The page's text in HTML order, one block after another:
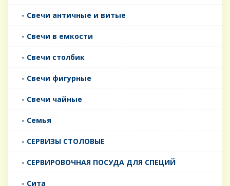
- Свечи античные и витые
- Свечи в емкости
- Свечи столбик
- Свечи фигурные
- Свечи чайные
- Семья
- СЕРВИЗЫ СТОЛОВЫЕ
- СЕРВИРОВОЧНАЯ ПОСУДА ДЛЯ СПЕЦИЙ
- Сита